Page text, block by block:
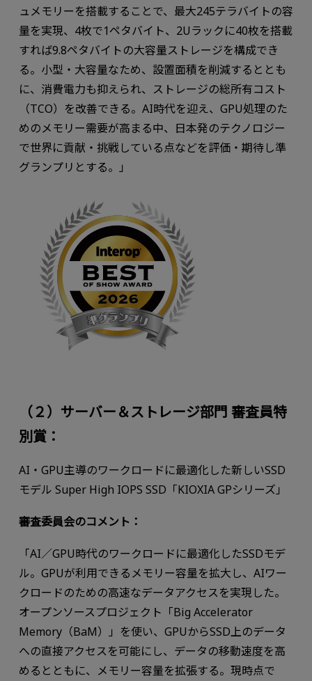
ュメモリーを搭載することで、最大245テラバイトの容
量を実現、4枚で1ペタバイト、2Uラックに40枚を搭載
すれば9.8ペタバイトの大容量ストレージを構成でき
る。小型・大容量なため、設置面積を削減するととも
に、消費電力も抑えられ、ストレージの総所有コスト
（TCO）を改善できる。AI時代を迎え、GPU処理のた
めのメモリー需要が高まる中、日本発のテクノロジー
で世界に貢献・挑戦している点などを評価・期待し準
グランプリとする。」
（２）サーバー＆ストレージ部門 審査員特
別賞：
AI・GPU主導のワークロードに最適化した新しいSSD
モデル Super High IOPS SSD「KIOXIA GPシリーズ」
審査委員会のコメント：
「AI／GPU時代のワークロードに最適化したSSDモデ
ル。GPUが利用できるメモリー容量を拡大し、AIワー
クロードのための高速なデータアクセスを実現した。
オープンソースプロジェクト「Big Accelerator
Memory（BaM）」を使い、GPUからSSD上のデータ
への直接アクセスを可能にし、データの移動速度を高
めるとともに、メモリー容量を拡張する。現時点で